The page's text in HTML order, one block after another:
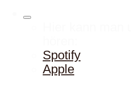
Spotify
Apple